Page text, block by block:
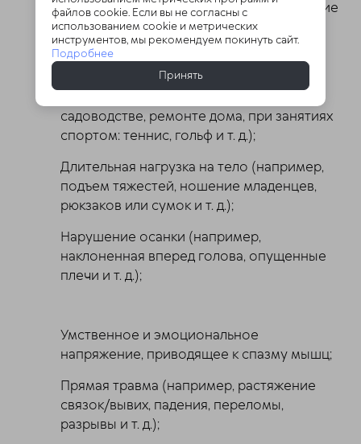
или перенапряжении мышц. Повреждение
соединительной и мышечной ткани
происходит несколькими способами;
Повторные травмы от чрезмерной
садоводстве, ремонте дома, при занятиях
спортом: теннис, гольф и т. д.);
Длительная нагрузка на тело (например,
подъем тяжестей, ношение младенцев,
рюкзаков или сумок и т. д.);
Нарушение осанки (например,
наклоненная вперед голова, опущенные
плечи и т. д.);
Умственное и эмоциональное
напряжение, приводящее к спазму мышц;
Прямая травма (например, растяжение
связок/вывих, падения, переломы,
разрывы и т. д.);
файлов cookie. Если вы не согласны с
использованием cookie и метрических
инструментов, мы рекомендуем покинуть сайт.
Подробнее
Принять